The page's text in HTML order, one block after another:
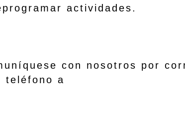
actividades.
con nosotros por
teléfono a